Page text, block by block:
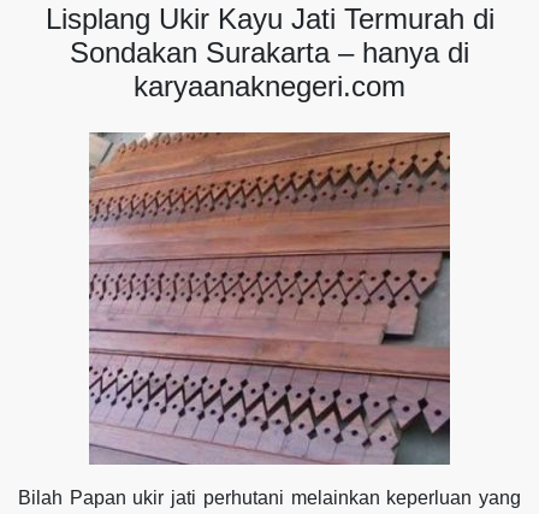
Lisplang Ukir Kayu Jati Termurah di
Sondakan Surakarta – hanya di
karyaanaknegeri.com
Bilah Papan ukir jati perhutani melainkan keperluan yang